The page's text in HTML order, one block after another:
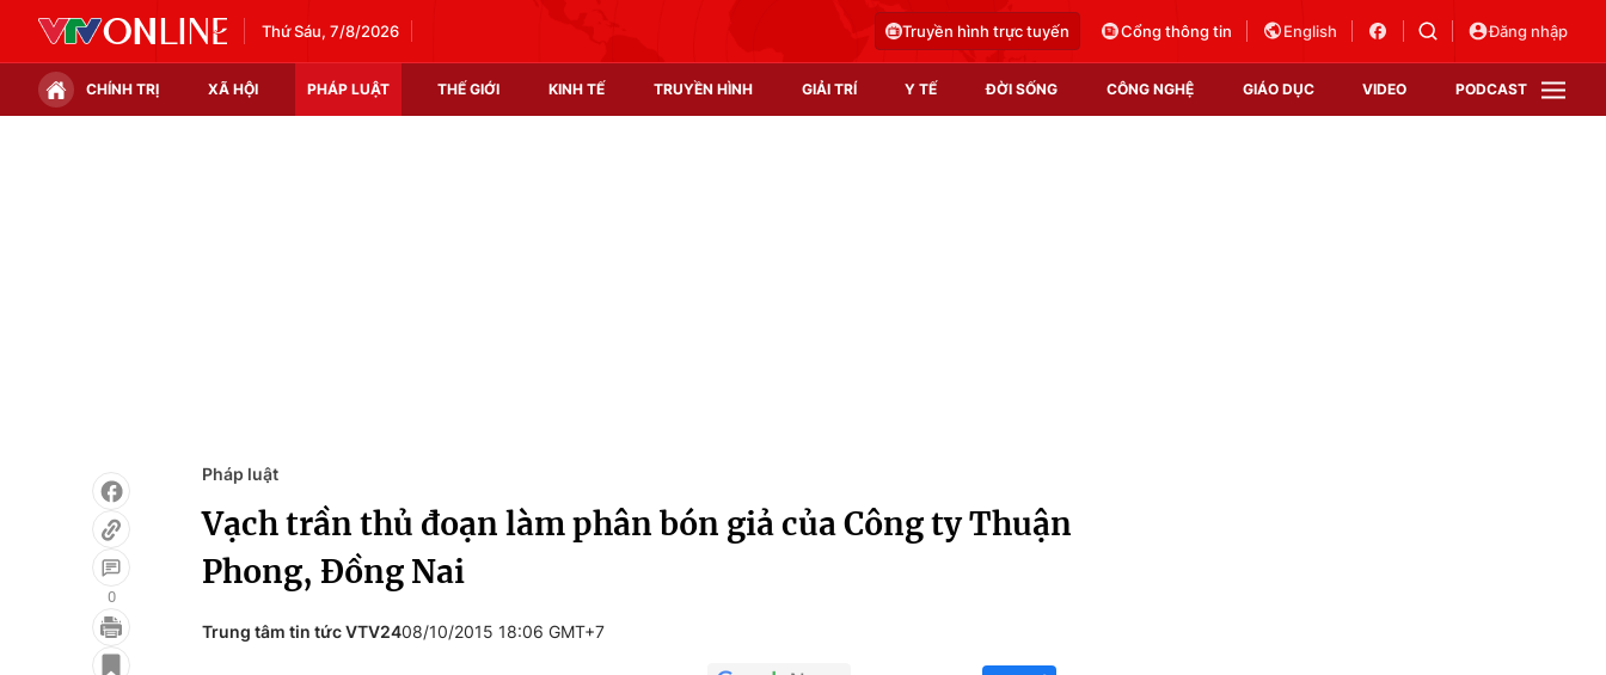
Thứ Sáu, 7/8/2026 Truyền hình trực tuyến Cổng thông tin English Đăng nhập
CHÍNH TRỊ XÃ HỘI PHÁP LUẬT THẾ GIỚI KINH TẾ TRUYỀN HÌNH GIẢI TRÍ Y TẾ ĐỜI SỐNG CÔNG NGHỆ GIÁO DỤC VIDEO PODCAST
Infographic
0
Pháp luật
Vạch trần thủ đoạn làm phân bón giả của Công ty Thuận
Phong, Đồng Nai
Trung tâm tin tức VTV2408/10/2015 18:06 GMT+7